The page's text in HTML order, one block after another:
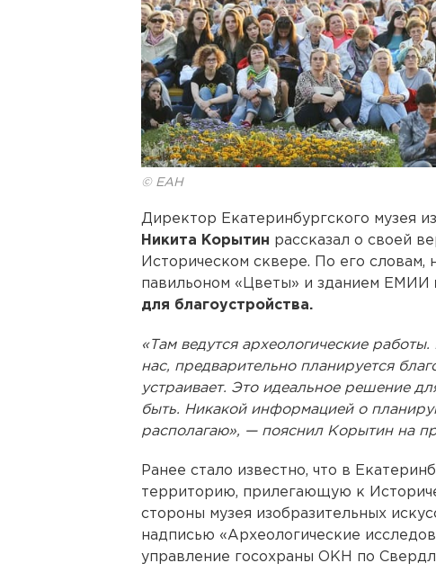
© ЕАН
Директор Екатеринбургского музея
Никита Корытин рассказал о своей
Историческом сквере. По его
павильоном «Цветы» и зданием ЕМИИ
для благоустройства.
«Там ведутся археологические
нас, предварительно планируется
устраивает. Это идеальное решение
быть. Никакой информацией о
располагаю», — пояснил Корытин на
Ранее стало известно, что в
территорию, прилегающую к
стороны музея изобразительных
надписью «Археологические
управление госохраны ОКН по